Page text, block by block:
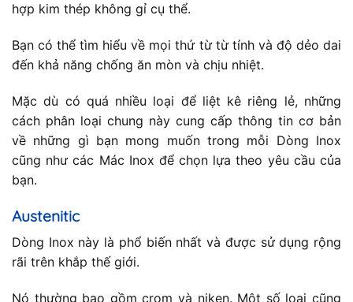
hợp kim thép không gỉ cụ thể.
Bạn có thể tìm hiểu về mọi thứ từ từ tính và độ dẻo dai
đến khả năng chống ăn mòn và chịu nhiệt.
Mặc dù có quá nhiều loại để liệt kê riêng lẻ, những
cách phân loại chung này cung cấp thông tin cơ bản
về những gì bạn mong muốn trong mỗi Dòng Inox
cũng như các Mác Inox để chọn lựa theo yêu cầu của
bạn.
Austenitic
Dòng Inox này là phổ biến nhất và được sử dụng rộng
rãi trên khắp thế giới.
Nó thường bao gồm crom và niken. Một số loại cũng